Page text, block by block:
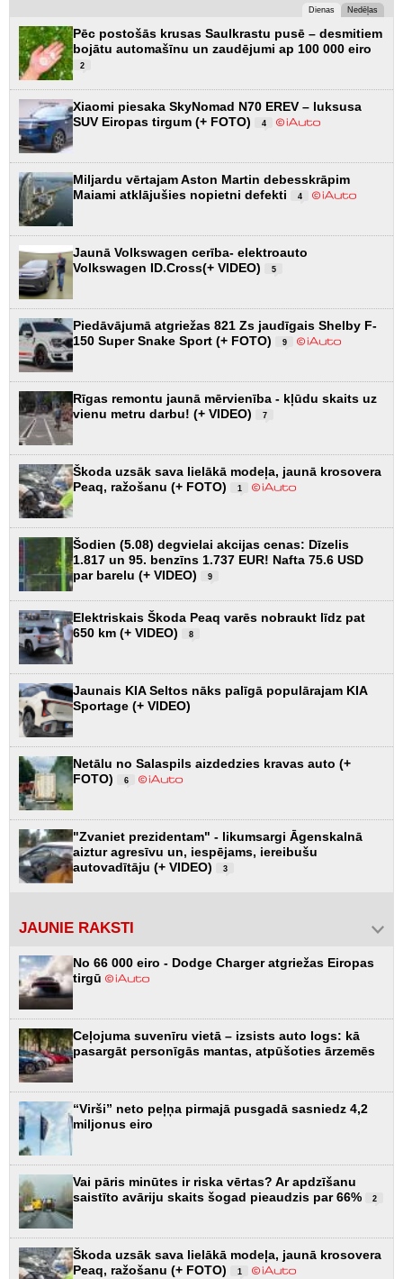
Dienas Nedēļas
Pēc postošās krusas Saulkrastu pusē – desmitiem
bojātu automašīnu un zaudējumi ap 100 000 eiro
2
Xiaomi piesaka SkyNomad N70 EREV – luksusa
SUV Eiropas tirgum (+ FOTO)
4
Miljardu vērtajam Aston Martin debesskrāpim
Maiami atklājušies nopietni defekti
4
Jaunā Volkswagen cerība- elektroauto
Volkswagen ID.Cross(+ VIDEO)
5
Piedāvājumā atgriežas 821 Zs jaudīgais Shelby F-
150 Super Snake Sport (+ FOTO)
9
Rīgas remontu jaunā mērvienība - kļūdu skaits uz
vienu metru darbu! (+ VIDEO)
7
Škoda uzsāk sava lielākā modeļa, jaunā krosovera
Peaq, ražošanu (+ FOTO)
1
Šodien (5.08) degvielai akcijas cenas: Dīzelis
1.817 un 95. benzīns 1.737 EUR! Nafta 75.6 USD
par barelu (+ VIDEO)
9
Elektriskais Škoda Peaq varēs nobraukt līdz pat
650 km (+ VIDEO)
8
Jaunais KIA Seltos nāks palīgā populārajam KIA
Sportage (+ VIDEO)
Netālu no Salaspils aizdedzies kravas auto (+
FOTO)
6
"Zvaniet prezidentam" - likumsargi Āgenskalnā
aiztur agresīvu un, iespējams, iereibušu
autovadītāju (+ VIDEO)
3
JAUNIE RAKSTI
No 66 000 eiro - Dodge Charger atgriežas Eiropas
tirgū
Ceļojuma suvenīru vietā – izsists auto logs: kā
pasargāt personīgās mantas, atpūšoties ārzemēs
“Virši” neto peļņa pirmajā pusgadā sasniedz 4,2
miljonus eiro
Vai pāris minūtes ir riska vērtas? Ar apdzīšanu
saistīto avāriju skaits šogad pieaudzis par 66%
2
Škoda uzsāk sava lielākā modeļa, jaunā krosovera
Peaq, ražošanu (+ FOTO)
1